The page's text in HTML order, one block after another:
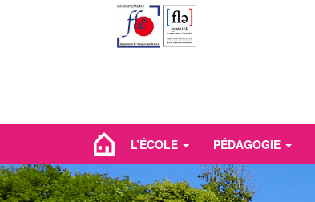
L’ÉCOLE PÉDAGOGIE